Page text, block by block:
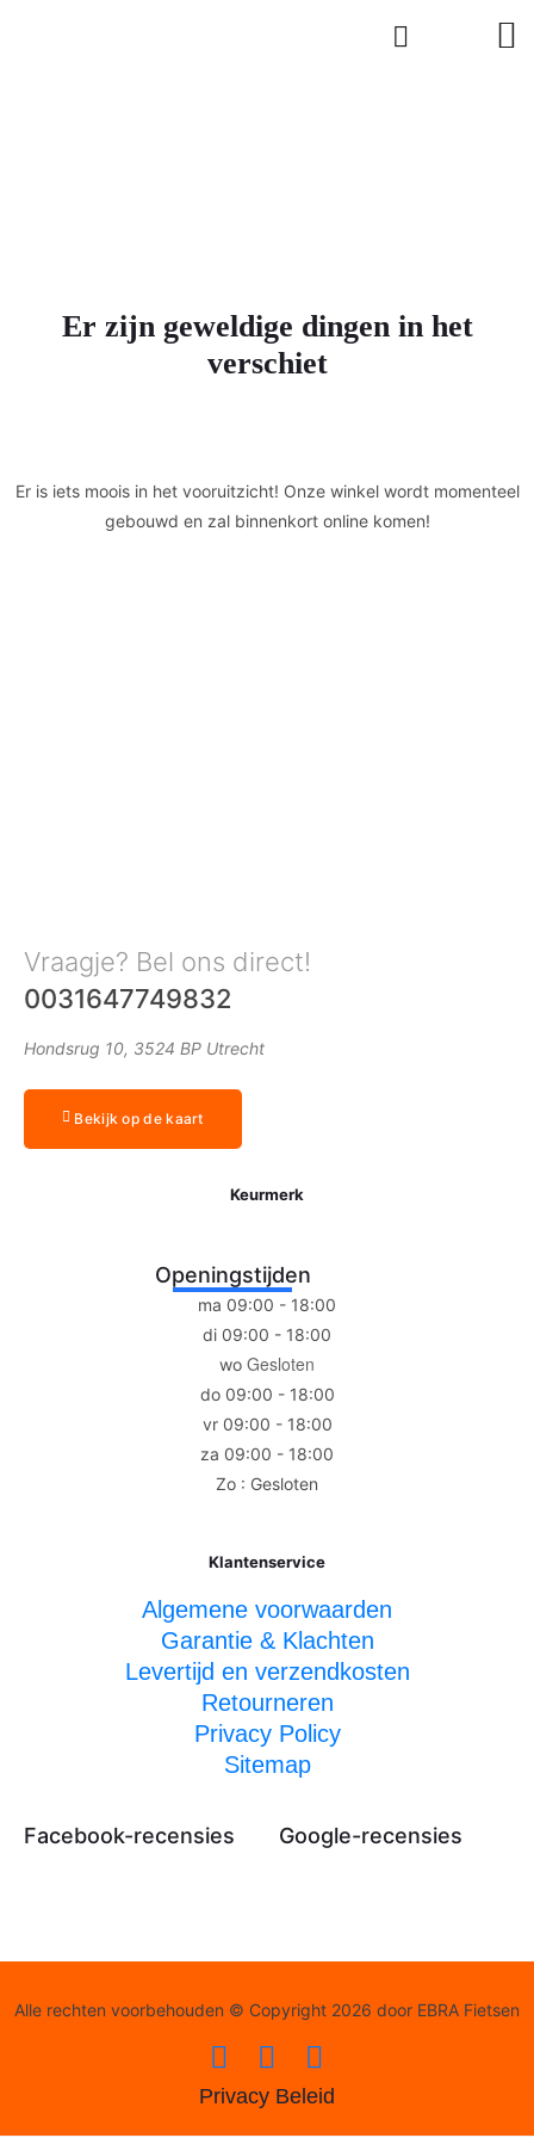
Er zijn geweldige dingen in het
verschiet
Er is iets moois in het vooruitzicht! Onze winkel wordt momenteel
gebouwd en zal binnenkort online komen!
Vraagje? Bel ons direct!
0031647749832
Hondsrug 10, 3524 BP Utrecht
Bekijk op de kaart
Keurmerk
Openingstijden
ma 09:00 - 18:00
di 09:00 - 18:00
wo Gesloten
do 09:00 - 18:00
vr 09:00 - 18:00
za 09:00 - 18:00
Zo : Gesloten
Klantenservice
Algemene voorwaarden
Garantie & Klachten
Levertijd en verzendkosten
Retourneren
Privacy Policy
Sitemap
Facebook-recensies Google-recensies
Alle rechten voorbehouden © Copyright 2026 door EBRA Fietsen
Privacy Beleid